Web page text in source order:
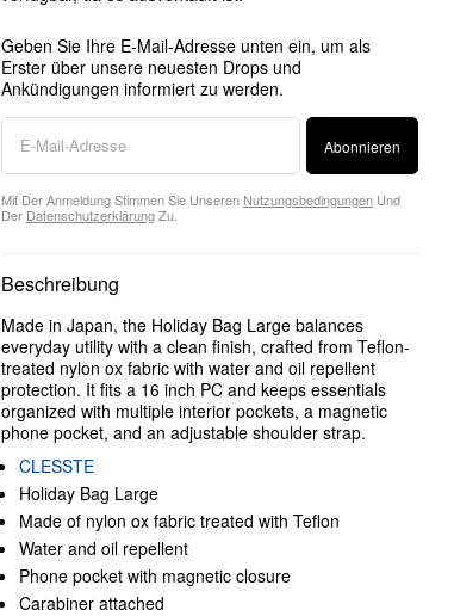
Geben Sie Ihre E-Mail-Adresse unten ein, um als
Erster über unsere neuesten Drops und
Ankündigungen informiert zu werden.
Abonnieren
Mit Der Anmeldung Stimmen Sie Unseren Nutzungsbedingungen Und
Der DatenschutzerklärungZu.
Beschreibung
Made in Japan, the Holiday Bag Large balances
everyday utility with a clean finish, crafted from Teflon-
treated nylon ox fabric with water and oil repellent
protection. It fits a 16 inch PC and keeps essentials
organized with multiple interior pockets, a magnetic
phone pocket, and an adjustable shoulder strap.
CLESSTE
Holiday Bag Large
Made of nylon ox fabric treated with Teflon
Water and oil repellent
Phone pocket with magnetic closure
Carabiner attached